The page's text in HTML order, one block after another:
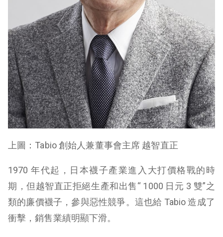
上圖：Tabio 創始人兼董事會主席 越智直正
1970 年代起，日本襪子產業進入大打價格戰的時
期，但越智直正拒絕生產和出售“ 1000 日元 3 雙”之
類的廉價襪子，參與惡性競爭。這也給 Tabio 造成了
衝擊，銷售業績明顯下滑。